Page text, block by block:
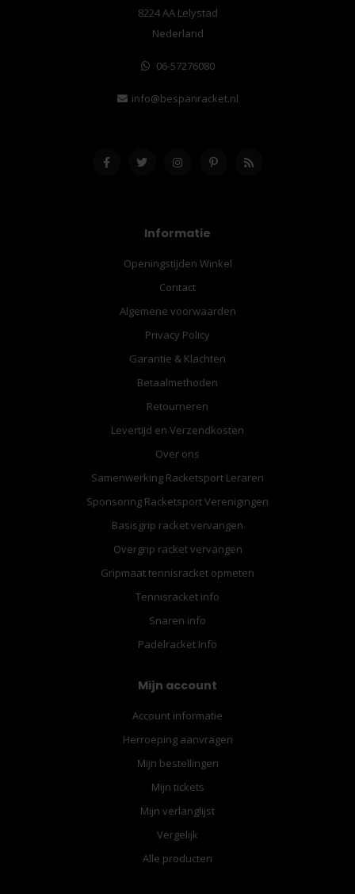
8224 AA Lelystad
Nederland
06-57276080
info@bespanracket.nl
Informatie
Openingstijden Winkel
Contact
Algemene voorwaarden
Privacy Policy
Garantie & Klachten
Betaalmethoden
Retourneren
Levertijd en Verzendkosten
Over ons
Samenwerking Racketsport Leraren
Sponsoring Racketsport Verenigingen
Basisgrip racket vervangen
Overgrip racket vervangen
Gripmaat tennisracket opmeten
Tennisracket info
Snaren info
Padelracket Info
Mijn account
Account informatie
Herroeping aanvragen
Mijn bestellingen
Mijn tickets
Mijn verlanglijst
Vergelijk
Alle producten